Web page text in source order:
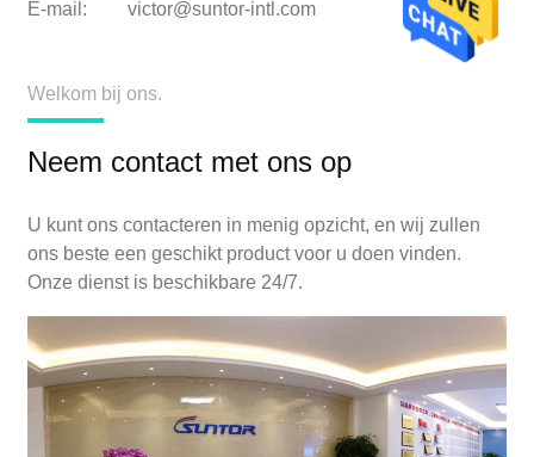
E-mail:
victor@suntor-intl.com
Welkom bij ons.
Neem contact met ons op
U kunt ons contacteren in menig opzicht, en wij zullen
ons beste een geschikt product voor u doen vinden.
Onze dienst is beschikbare 24/7.